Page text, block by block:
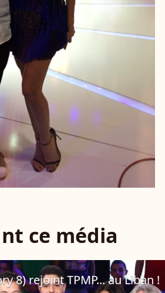
ce média
8) rejoint TPMP... au Liban !